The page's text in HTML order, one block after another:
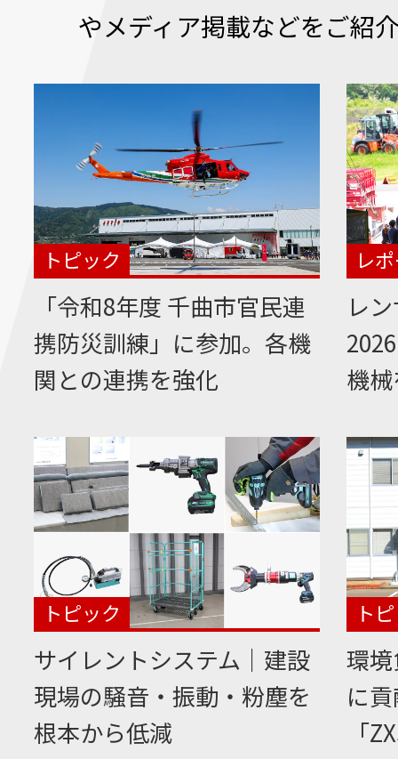
やメディア掲載などをご紹
トピック
「令和8年度 千曲市官民連
携防災訓練」に参加。各機
関との連携を強化
レ
レ
機
トピック
サイレントシステム｜建設
現場の騒音・振動・粉塵を
根本から低減
ト
環
に
「